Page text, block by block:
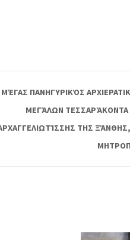
ΜΈΓΑΣ ΠΑΝΗΓΥΡΙΚΌΣ
ΜΕΓΆΛΩΝ
ΤΗΣ